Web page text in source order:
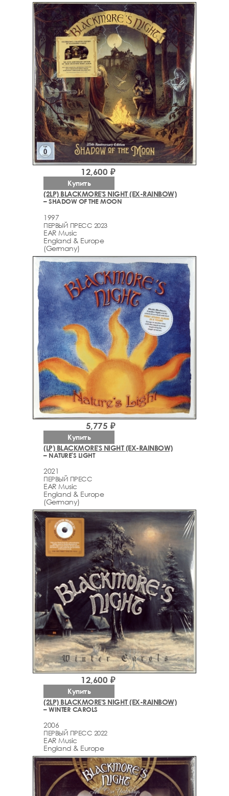
(2LP) BLACKMORE'S NIGHT (EX-RAINBOW)
– SHADOW OF THE MOON
1997
ПЕРВЫЙ ПРЕСС 2023
EAR Music
England & Europe
(Germany)
12,600 ₽
Купить
(LP) BLACKMORE'S NIGHT (EX-RAINBOW)
– NATURE'S LIGHT
2021
ПЕРВЫЙ ПРЕСС
EAR Music
England & Europe
(Germany)
5,775 ₽
Купить
(2LP) BLACKMORE'S NIGHT (EX-RAINBOW)
– WINTER CAROLS
2006
ПЕРВЫЙ ПРЕСС 2022
EAR Music
England & Europe
12,600 ₽
Купить